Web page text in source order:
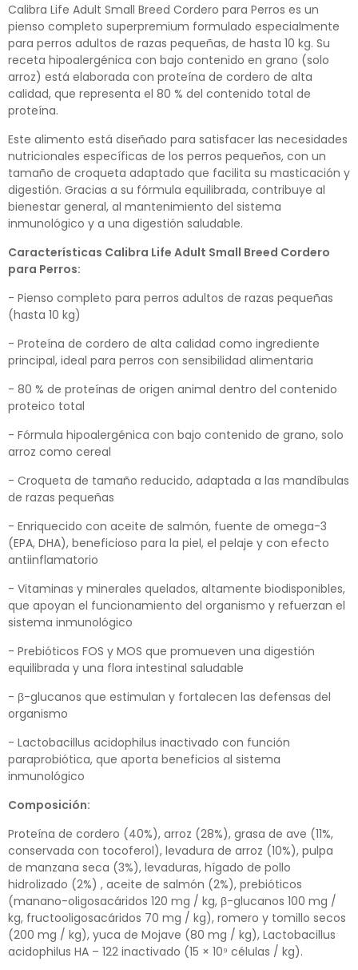
Calibra Life Adult Small Breed Cordero para Perros es un
pienso completo superpremium formulado especialmente
para perros adultos de razas pequeñas, de hasta 10 kg. Su
receta hipoalergénica con bajo contenido en grano (solo
arroz) está elaborada con proteína de cordero de alta
calidad, que representa el 80 % del contenido total de
proteína.
Este alimento está diseñado para satisfacer las necesidades
nutricionales específicas de los perros pequeños, con un
tamaño de croqueta adaptado que facilita su masticación y
digestión. Gracias a su fórmula equilibrada, contribuye al
bienestar general, al mantenimiento del sistema
inmunológico y a una digestión saludable.
Características Calibra Life Adult Small Breed Cordero
para Perros:
- Pienso completo para perros adultos de razas pequeñas
(hasta 10 kg)
- Proteína de cordero de alta calidad como ingrediente
principal, ideal para perros con sensibilidad alimentaria
- 80 % de proteínas de origen animal dentro del contenido
proteico total
- Fórmula hipoalergénica con bajo contenido de grano, solo
arroz como cereal
- Croqueta de tamaño reducido, adaptada a las mandíbulas
de razas pequeñas
- Enriquecido con aceite de salmón, fuente de omega-3
(EPA, DHA), beneficioso para la piel, el pelaje y con efecto
antiinflamatorio
- Vitaminas y minerales quelados, altamente biodisponibles,
que apoyan el funcionamiento del organismo y refuerzan el
sistema inmunológico
- Prebióticos FOS y MOS que promueven una digestión
equilibrada y una flora intestinal saludable
- β-glucanos que estimulan y fortalecen las defensas del
organismo
- Lactobacillus acidophilus inactivado con función
paraprobiótica, que aporta beneficios al sistema
inmunológico
Composición:
Proteína de cordero (40%), arroz (28%), grasa de ave (11%,
conservada con tocoferol), levadura de arroz (10%), pulpa
de manzana seca (3%), levaduras, hígado de pollo
hidrolizado (2%) , aceite de salmón (2%), prebióticos
(manano-oligosacáridos 120 mg / kg, β-glucanos 100 mg /
kg, fructooligosacáridos 70 mg / kg), romero y tomillo secos
(200 mg / kg), yuca de Mojave (80 mg / kg), Lactobacillus
acidophilus HA – 122 inactivado (15 × 10⁹ células / kg).